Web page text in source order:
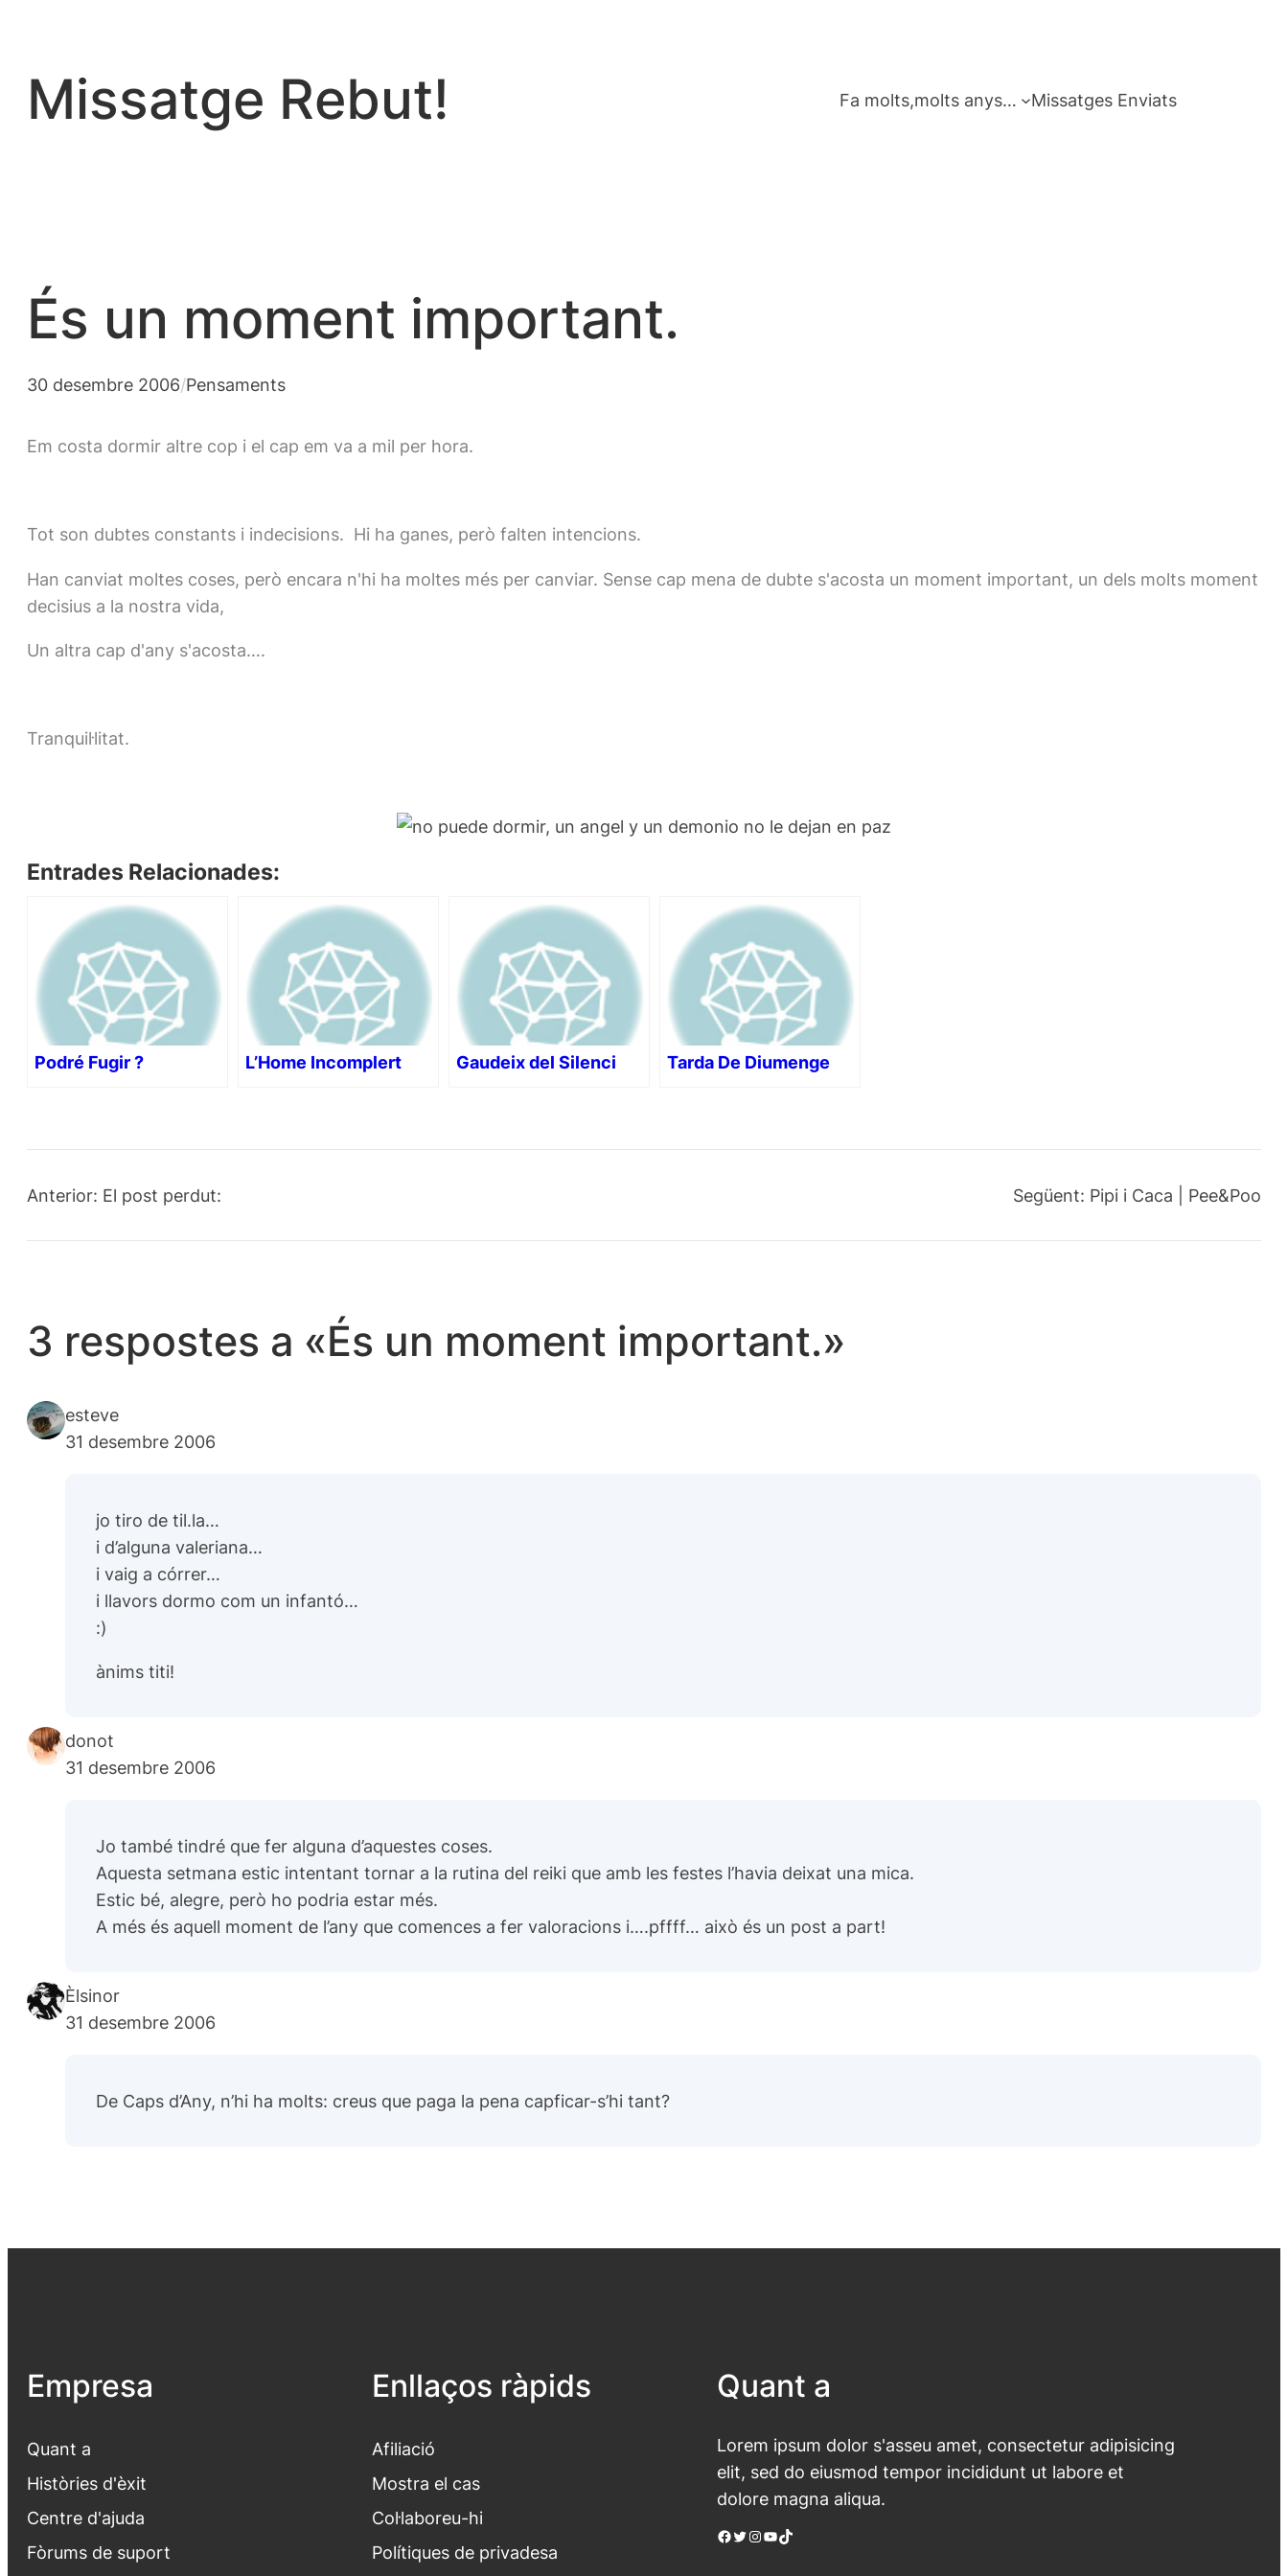
contingut
Missatge Rebut! Fa molts,molts anys… Missatges Enviats
És un moment important.
30 desembre 2006/Pensaments
Em costa dormir altre cop i el cap em va a mil per hora.
Tot son dubtes constants i indecisions. Hi ha ganes, però falten intencions.
Han canviat moltes coses, però encara n'hi ha moltes més per canviar. Sense cap mena de dubte s'acosta un moment important, un dels molts moment
decisius a la nostra vida,
Un altra cap d'any s'acosta….
Tranquil·litat.
Entrades Relacionades:
Podré Fugir ? L’Home Incomplert Gaudeix del Silenci Tarda De Diumenge
Anterior: El post perdut: Següent: Pipi i Caca | Pee&Poo
3 respostes a «És un moment important.»
esteve
31 desembre 2006
jo tiro de til.la…
i d’alguna valeriana…
i vaig a córrer…
i llavors dormo com un infantó…
:)
ànims titi!
donot
31 desembre 2006
Jo també tindré que fer alguna d’aquestes coses.
Aquesta setmana estic intentant tornar a la rutina del reiki que amb les festes l’havia deixat una mica.
Estic bé, alegre, però ho podria estar més.
A més és aquell moment de l’any que comences a fer valoracions i….pffff… això és un post a part!
Èlsinor
31 desembre 2006
De Caps d’Any, n’hi ha molts: creus que paga la pena capficar-s’hi tant?
Empresa
Quant a
Històries d'èxit
Centre d'ajuda
Fòrums de suport
Enllaços ràpids
Afiliació
Mostra el cas
Col·laboreu-hi
Polítiques de privadesa
Quant a
Lorem ipsum dolor s'asseu amet, consectetur adipisicing
elit, sed do eiusmod tempor incididunt ut labore et
dolore magna aliqua.
Facebook Twitter Instagram YouTube TikTok